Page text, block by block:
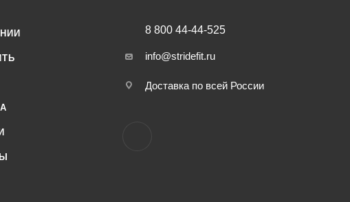
8 800 44-44-525
info@stridefit.ru
Доставка по всей России